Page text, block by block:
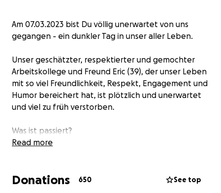
Am 07.03.2023 bist Du völlig unerwartet von uns
gegangen - ein dunkler Tag in unser aller Leben.
Unser geschätzter, respektierter und gemochter
Arbeitskollege und Freund Eric (39), der unser Leben
mit so viel Freundlichkeit, Respekt, Engagement und
Humor bereichert hat, ist plötzlich und unerwartet
und viel zu früh verstorben.
Was ist passiert?
Endlich war es soweit und die beiden konnten nach
Read more
Donations 650 See top